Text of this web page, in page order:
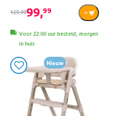
129,9999,99
Voor 22:00 uur besteld, morgen
in huis
Nieuw